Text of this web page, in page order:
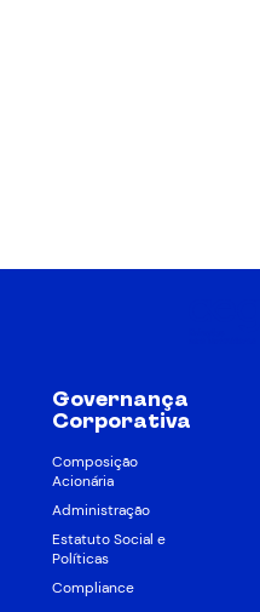
Governança
Corporativa
Composição
Acionária
Administração
Estatuto Social e
Políticas
Compliance